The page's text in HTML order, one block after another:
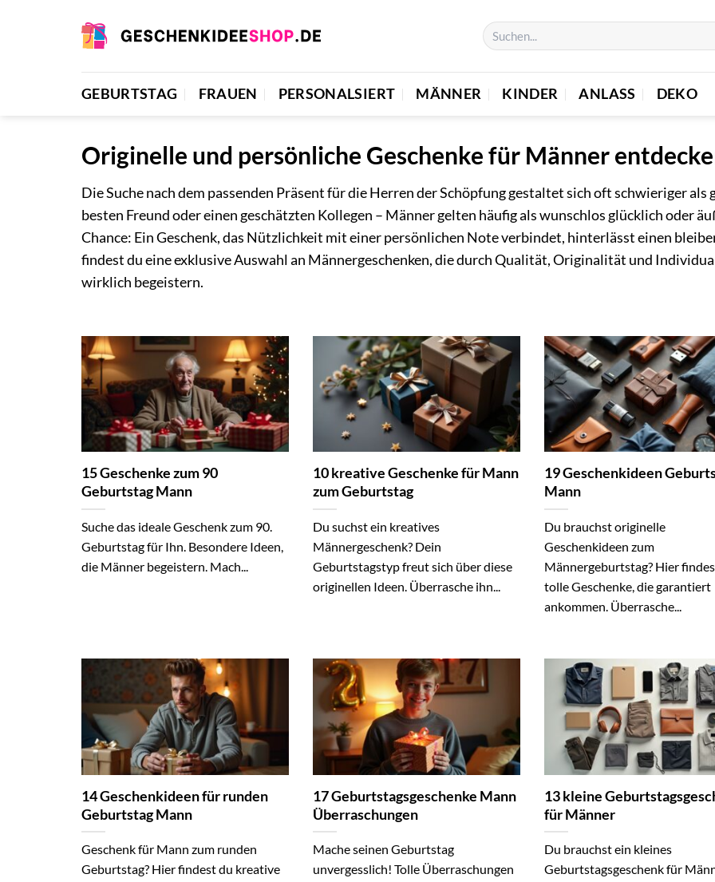
GEBURTSTAG FRAUEN PERSONALSIERT MÄNNER KINDER ANLASS DEKO
Originelle und persönliche Geschenke für Männer
Die Suche nach dem passenden Präsent für die Herren der Schöpfung gestaltet sich oft schwieriger als
besten Freund oder einen geschätzten Kollegen – Männer gelten häufig als wunschlos glücklich oder
Chance: Ein Geschenk, das Nützlichkeit mit einer persönlichen Note verbindet, hinterlässt einen
findest du eine exklusive Auswahl an Männergeschenken, die durch Qualität, Originalität und
wirklich begeistern.
15 Geschenke zum 90
Geburtstag Mann
Suche das ideale Geschenk zum 90.
Geburtstag für Ihn. Besondere Ideen,
die Männer begeistern. Mach...
10 kreative Geschenke für Mann
zum Geburtstag
Du suchst ein kreatives
Männergeschenk? Dein
Geburtstagstyp freut sich über diese
originellen Ideen. Überrasche ihn...
19 Geschenkideen
Mann
Du brauchst originelle
Geschenkideen zum
Männergeburtstag? Hier
tolle Geschenke, die garantiert
ankommen. Überrasche...
14 Geschenkideen für runden
Geburtstag Mann
Geschenk für Mann zum runden
Geburtstag? Hier findest du kreative
17 Geburtstagsgeschenke Mann
Überraschungen
Mache seinen Geburtstag
unvergesslich! Tolle Überraschungen
13 kleine
für Männer
Du brauchst ein kleines
Geburtstagsgeschenk für